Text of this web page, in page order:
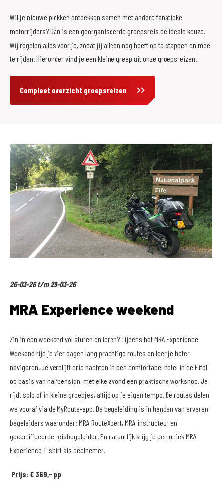
Wil je nieuwe plekken ontdekken samen met andere fanatieke
motorrijders? Dan is een georganiseerde groepsreis de ideale keuze.
Wij regelen alles voor je, zodat jij alleen nog hoeft op te stappen en mee
te rijden. Hieronder vind je een kleine greep uit onze groepsreizen.
Compleet overzicht groepsreizen
26-03-26 t/m 29-03-26
MRA Experience weekend
Zin in een weekend vol sturen en leren? Tijdens het MRA Experience
Weekend rijd je vier dagen lang prachtige routes en leer je beter
navigeren. Je verblijft drie nachten in een comfortabel hotel in de Eifel
op basis van halfpension, met elke avond een praktische workshop. Je
rijdt solo of in kleine groepjes, altijd op je eigen tempo. De routes delen
we vooraf via de MyRoute-app. De begeleiding is in handen van ervaren
begeleiders waaronder: MRA RouteXpert, MRA instructeur en
gecertificeerde reisbegeleider. En natuurlijk krijg je een uniek MRA
Experience T-shirt als deelnemer.
Prijs: € 369,- pp